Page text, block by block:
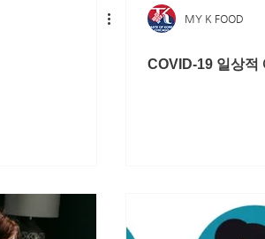
MY K FOOD
COVID-19 일상적